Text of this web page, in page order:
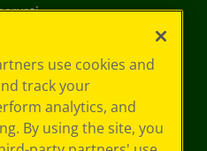
use cookies and
track your
analytics, and
By using the site, you